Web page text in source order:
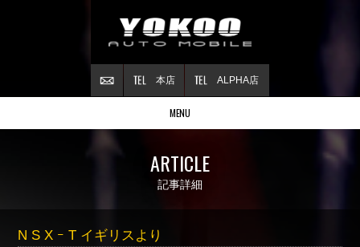
ALPHA店
本店
MENU
NSXについて
ARTICLE
記事詳細
N S X ｰ T イギリスより